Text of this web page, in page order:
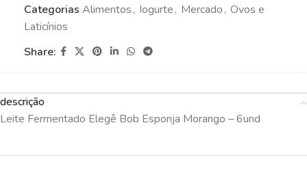
Categorias Alimentos, Iogurte, Mercado, Ovos e
Laticínios
Share:
descrição
Leite Fermentado Elegê Bob Esponja Morango – 6und